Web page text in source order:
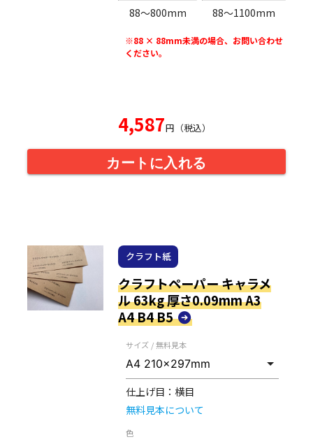
88〜800mm
88〜1100mm
※88 × 88mm未満の場合、お問い合わせ
ください。
4,587円（税込）
カートに入れる
クラフト紙
クラフトペーパー キャラメ
ル 63kg 厚さ0.09mm A3
A4 B4 B5
サイズ / 無料見本
仕上げ目： 横目
無料見本について
色